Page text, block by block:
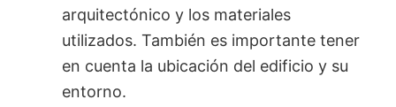
arquitectónico y los materiales
utilizados. También es importante tener
en cuenta la ubicación del edificio y su
entorno.